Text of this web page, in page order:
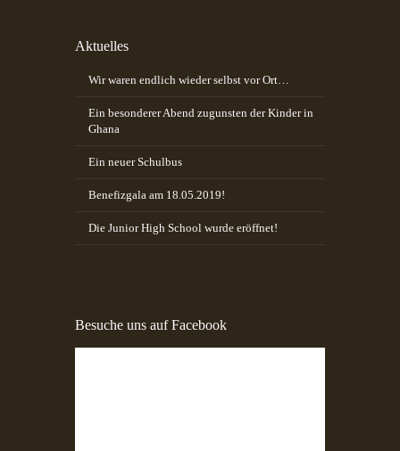
Aktuelles
Wir waren endlich wieder selbst vor Ort…
Ein besonderer Abend zugunsten der Kinder in
Ghana
Ein neuer Schulbus
Benefizgala am 18.05.2019!
Die Junior High School wurde eröffnet!
Besuche uns auf Facebook